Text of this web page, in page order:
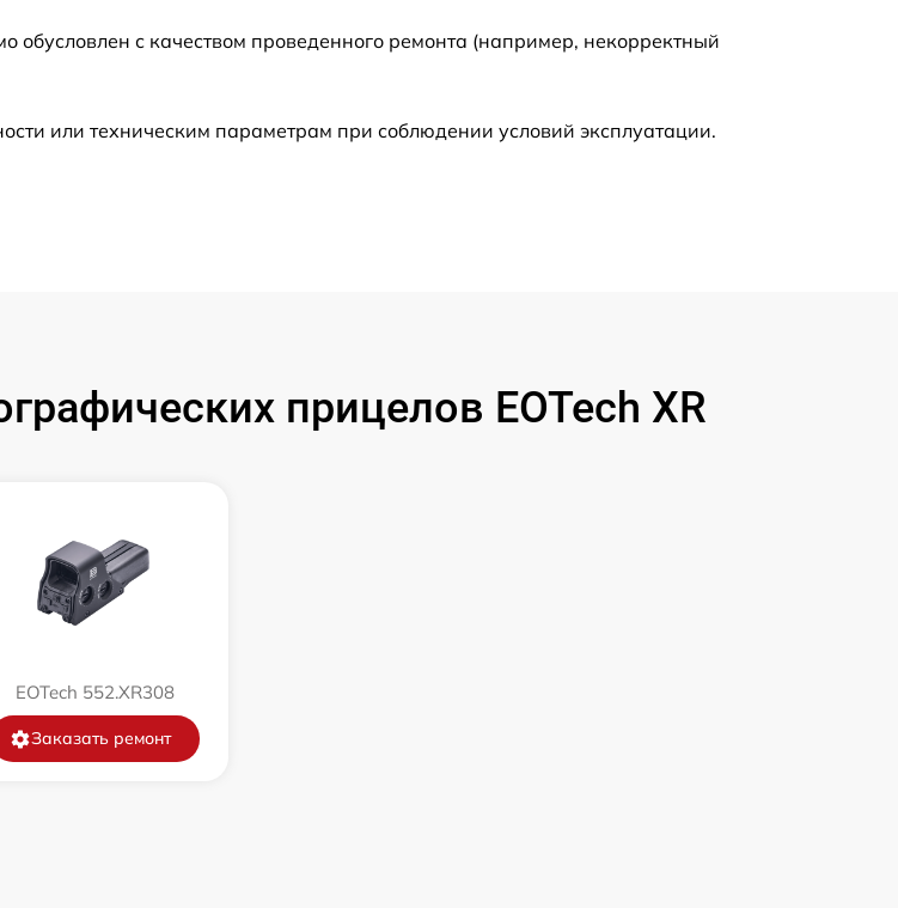
обусловлен с качеством проведенного ремонта (например, некорректный
или техническим параметрам при соблюдении условий эксплуатации.
прицелов EOTech XR
EOTech 552.XR308
Заказать ремонт